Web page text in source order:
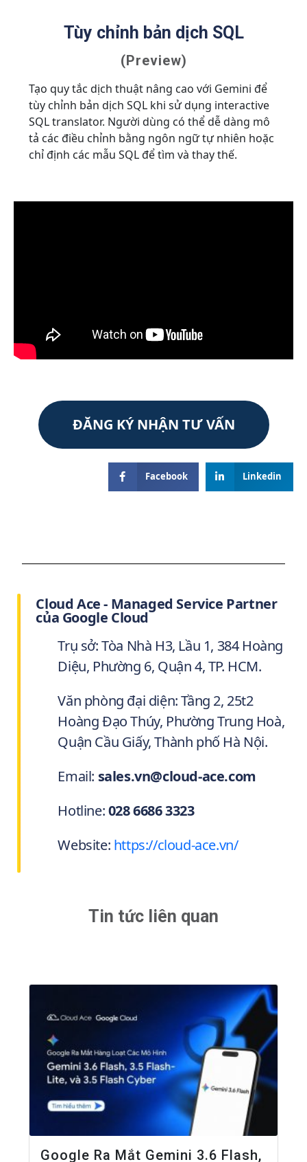
Tùy chỉnh bản dịch SQL
(Preview)
Tạo quy tắc dịch thuật nâng cao với Gemini để
tùy chỉnh bản dịch SQL khi sử dụng interactive
SQL translator. Người dùng có thể dễ dàng mô
tả các điều chỉnh bằng ngôn ngữ tự nhiên hoặc
chỉ định các mẫu SQL để tìm và thay thế.
ĐĂNG KÝ NHẬN TƯ VẤN
Facebook Linkedin
Cloud Ace - Managed Service Partner
của Google Cloud
Trụ sở: Tòa Nhà H3, Lầu 1, 384 Hoàng
Diệu, Phường 6, Quận 4, TP. HCM.
Văn phòng đại diện: Tầng 2, 25t2
Hoàng Đạo Thúy, Phường Trung Hoà,
Quận Cầu Giấy, Thành phố Hà Nội.
Email: sales.vn@cloud-ace.com
Hotline:028 6686 3323
Website: https://cloud-ace.vn/
Tin tức liên quan
Google Ra Mắt Gemini 3.6 Flash,